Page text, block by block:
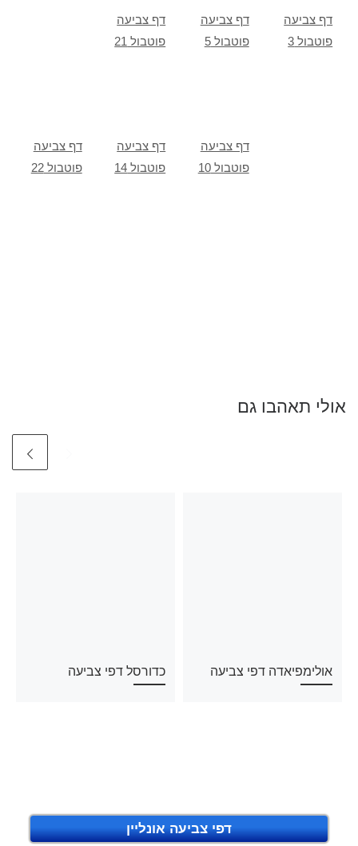
דף צביעה
פוטבול 21
דף צביעה
פוטבול 5
דף צביעה
פוטבול 3
דף צביעה
פוטבול 22
דף צביעה
פוטבול 14
דף צביעה
פוטבול 10
אולי תאהבו גם
אולימפיאדה דפי צביעה כדורסל דפי צביעה
דפי צביעה אונליין